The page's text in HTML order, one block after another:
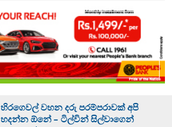
හිරගෙවල් වහන දරු පරම්පරාවක් අපි
හදන්න ඕනේ – ටිල්වින් සිල්වාගෙන්